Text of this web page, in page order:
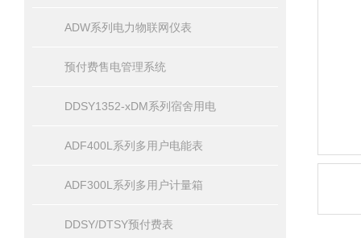
ADW系列电力物联网仪表
预付费售电管理系统
DDSY1352-xDM系列宿舍用电
ADF400L系列多用户电能表
ADF300L系列多用户计量箱
DDSY/DTSY预付费表